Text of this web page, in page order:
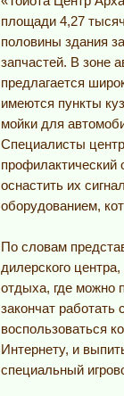
площади 4,27
половины здания
запчастей. В зоне
предлагается
имеются пункты
мойки для
Специалисты
профилактический
оснастить их
оборудованием,
По словам
дилерского
отдыха, где можно
закончат
воспользоваться
Интернету, и
специальный